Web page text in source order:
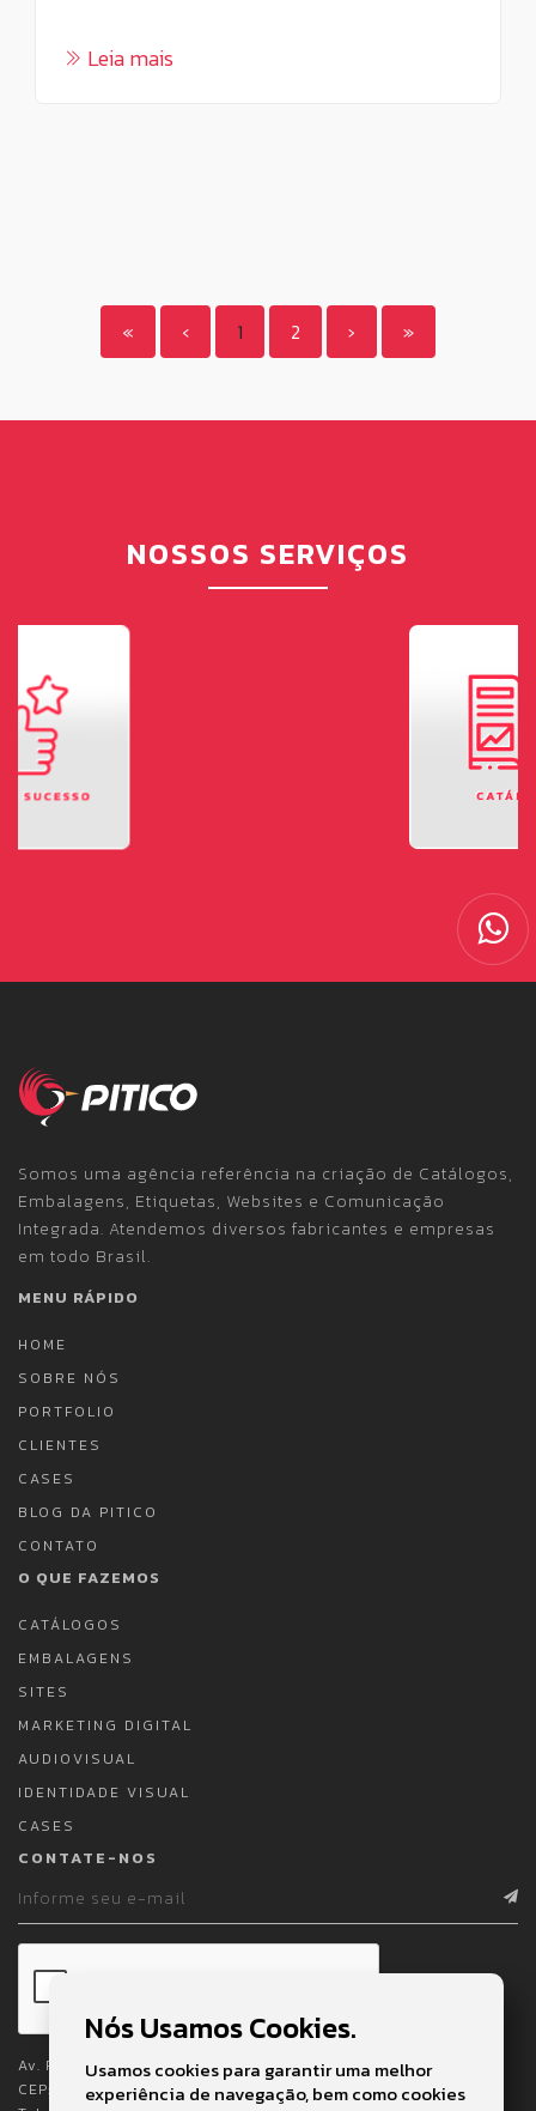
Leia mais
« ‹ 1 (current)
2 › »
NOSSOS SERVIÇOS
Nós Usamos Cookies.
Usamos cookies para garantir uma melhor
experiência de navegação, bem como cookies
Somos uma agência referência na criação de Catálogos,
Embalagens, Etiquetas, Websites e Comunicação
Integrada. Atendemos diversos fabricantes e empresas
em todo Brasil.
MENU RÁPIDO
HOME
SOBRE NÓS
PORTFOLIO
CLIENTES
CASES
BLOG DA PITICO
CONTATO
O QUE FAZEMOS
CATÁLOGOS
EMBALAGENS
SITES
MARKETING DIGITAL
AUDIOVISUAL
IDENTIDADE VISUAL
CASES
CONTATE-NOS
Av. Pedro Lessa, 2023 - 1º e 2º Andares
CEP: 11025-003 - Embaré - Santos - SP